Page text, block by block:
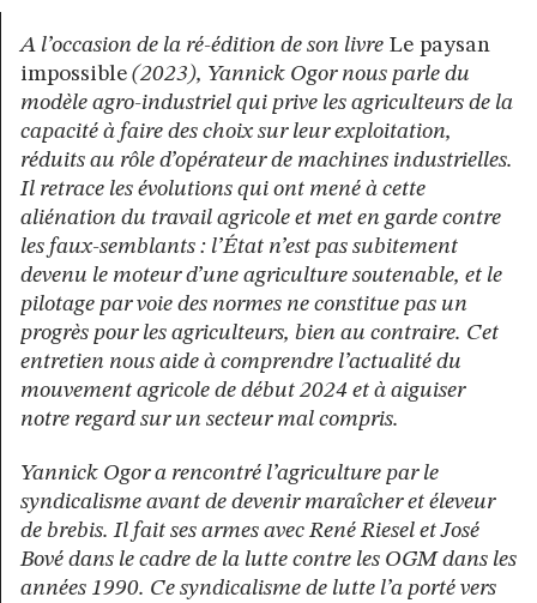
A l’occasion de la ré-édition de son livre Le paysan
impossible (2023), Yannick Ogor nous parle du
modèle agro-industriel qui prive les agriculteurs de la
capacité à faire des choix sur leur exploitation,
réduits au rôle d’opérateur de machines industrielles.
Il retrace les évolutions qui ont mené à cette
aliénation du travail agricole et met en garde contre
les faux-semblants : l’État n’est pas subitement
devenu le moteur d’une agriculture soutenable, et le
pilotage par voie des normes ne constitue pas un
progrès pour les agriculteurs, bien au contraire. Cet
entretien nous aide à comprendre l’actualité du
mouvement agricole de début 2024 et à aiguiser
notre regard sur un secteur mal compris.
Yannick Ogor a rencontré l’agriculture par le
syndicalisme avant de devenir maraîcher et éleveur
de brebis. Il fait ses armes avec René Riesel et José
Bové dans le cadre de la lutte contre les OGM dans les
années 1990. Ce syndicalisme de lutte l’a porté vers